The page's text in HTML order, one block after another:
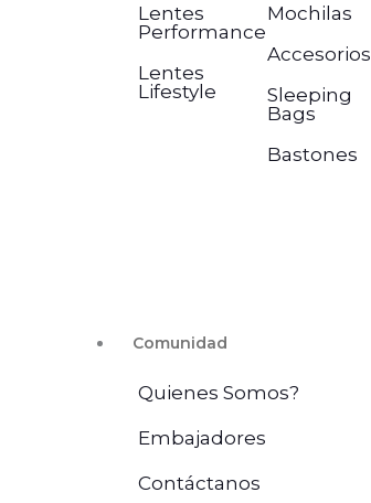
Lentes
Performance
Lentes
Lifestyle
Mochilas
Accesorios
Sleeping
Bags
Bastones
Comunidad
Quienes Somos?
Embajadores
Contáctanos